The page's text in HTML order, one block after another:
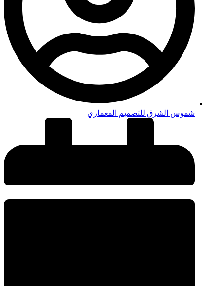
شموس الشرق للتصميم المعماري